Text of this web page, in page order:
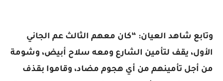
وتابع شاهد العيان: “كان معهم الثالث عم الجاني
الأول، يقف لتأمين الشارع ومعه سلاح أبيض، وشومة
من أجل تأمينهم من أي هجوم مضاد، وقاموا بقذف